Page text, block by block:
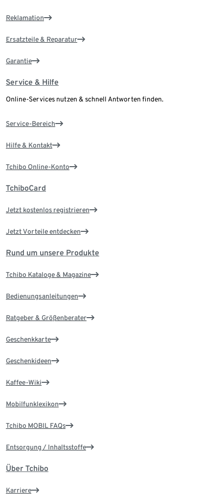
Reklamation
Ersatzteile & Reparatur
Garantie
Service & Hilfe
Online-Services nutzen & schnell Antworten finden.
Service-Bereich
Hilfe & Kontakt
Tchibo Online-Konto
TchiboCard
Jetzt kostenlos registrieren
Jetzt Vorteile entdecken
Rund um unsere Produkte
Tchibo Kataloge & Magazine
Bedienungsanleitungen
Ratgeber & Größenberater
Geschenkkarte
Geschenkideen
Kaffee-Wiki
Mobilfunklexikon
Tchibo MOBIL FAQs
Entsorgung / Inhaltsstoffe
Über Tchibo
Karriere